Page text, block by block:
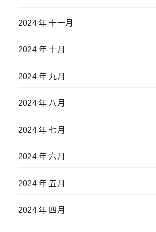
2024 年 十一月
2024 年 十月
2024 年 九月
2024 年 八月
2024 年 七月
2024 年 六月
2024 年 五月
2024 年 四月